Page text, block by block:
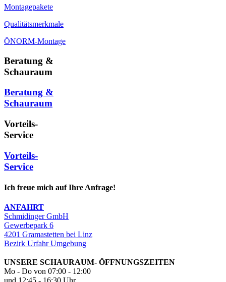
Montagepakete
Qualitätsmerkmale
ÖNORM-Montage
Beratung &
Schauraum
Beratung &
Schauraum
Vorteils-
Service
Vorteils-
Service
Ich freue mich auf Ihre Anfrage!
ANFAHRT
Schmidinger GmbH
Gewerbepark 6
4201 Gramastetten bei Linz
Bezirk Urfahr Umgebung
UNSERE SCHAURAUM- ÖFFNUNGSZEITEN
Mo - Do von 07:00 - 12:00